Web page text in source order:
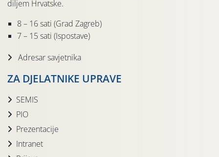
diljem Hrvatske.
8 – 16 sati (Grad Zagreb)
7 – 15 sati (Ispostave)
Adresar savjetnika
ZA DJELATNIKE UPRAVE
SEMIS
PIO
Prezentacije
Intranet